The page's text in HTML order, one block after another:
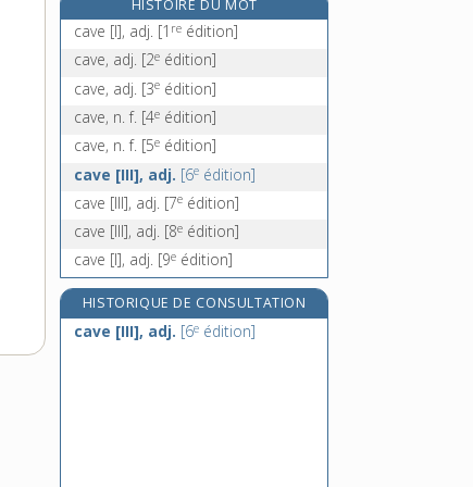
caveçon, n. m.
cavée, n. f.
caver [II], v. intr.
HISTOIRE DU MOT
cave [I], adj. [1 re édition]
cave, adj. [2e édition]
cave, adj. [3e édition]
cave, n. f. [4e édition]
cave, n. f. [5e édition]
cave [III], adj. [6e édition]
cave [III], adj. [7e édition]
cave [III], adj. [8e édition]
cave [I], adj. [9e édition]
HISTORIQUE DE CONSULTATION
cave [III], adj. [6e édition]